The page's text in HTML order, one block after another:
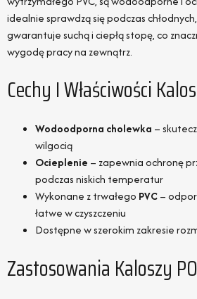
idealnie sprawdzą się podczas
gwarantuje suchą i ciepłą stopę, co
wygodę pracy na zewnątrz.
Cechy I Właściwości
Wodoodporna cholewka –
wilgocią
Ocieplenie – zapewnia ochronę
podczas niskich temperatur
Wykonane z trwałego PVC–
łatwe w czyszczeniu
Dostępne w szerokim zakresie
Zastosowania Kaloszy